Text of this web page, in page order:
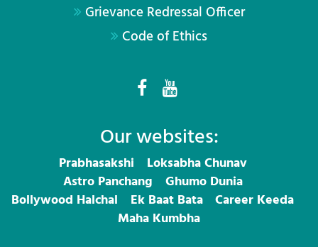
Grievance Redressal Officer
Code of Ethics
Our websites:
Prabhasakshi
Loksabha Chunav
Astro Panchang
Ghumo Dunia
Bollywood Halchal
Ek Baat Bata
Career Keeda
Maha Kumbha